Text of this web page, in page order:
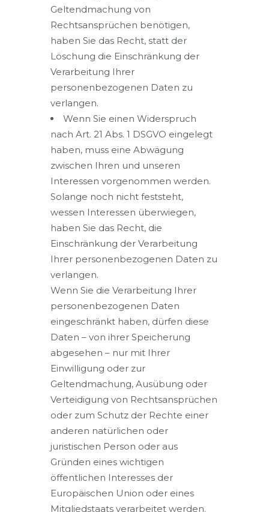
Geltendmachung von
Rechtsansprüchen benötigen,
haben Sie das Recht, statt der
Löschung die Einschränkung der
Verarbeitung Ihrer
personenbezogenen Daten zu
verlangen.
Wenn Sie einen Widerspruch
nach Art. 21 Abs. 1 DSGVO eingelegt
haben, muss eine Abwägung
zwischen Ihren und unseren
Interessen vorgenommen werden.
Solange noch nicht feststeht,
wessen Interessen überwiegen,
haben Sie das Recht, die
Einschränkung der Verarbeitung
Ihrer personenbezogenen Daten zu
verlangen.
Wenn Sie die Verarbeitung Ihrer
personenbezogenen Daten
eingeschränkt haben, dürfen diese
Daten – von ihrer Speicherung
abgesehen – nur mit Ihrer
Einwilligung oder zur
Geltendmachung, Ausübung oder
Verteidigung von Rechtsansprüchen
oder zum Schutz der Rechte einer
anderen natürlichen oder
juristischen Person oder aus
Gründen eines wichtigen
öffentlichen Interesses der
Europäischen Union oder eines
Mitgliedstaats verarbeitet werden.